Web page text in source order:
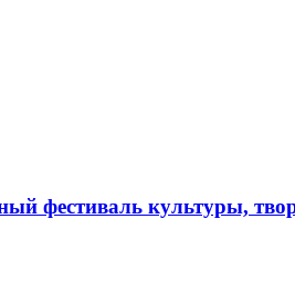
фестиваль культуры,